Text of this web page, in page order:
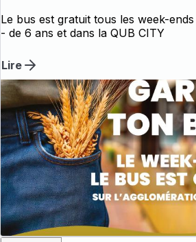
Le bus est gratuit tous les week-
- de 6 ans et dans la QUB CITY
Lire